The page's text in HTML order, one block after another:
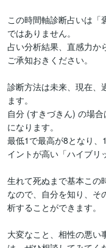
この時間軸診断占いは「
ではありません。
占い分析結果、直感力か
ご承知おきください。
診断方法は未来、現在、
ます。
自分 (すきづきん) の場
になります。
最低1で最高が8となり
イントが高い「ハイブリ
生れて死ぬまで基本この
なので、自分を知り、そ
析することができます。
大変なこと、相性の悪い